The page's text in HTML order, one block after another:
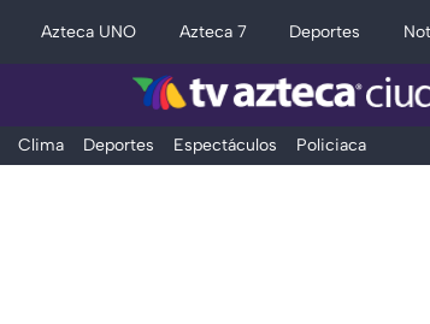
Azteca UNO Azteca 7 Deportes
Clima Deportes Espectáculos Policiaca